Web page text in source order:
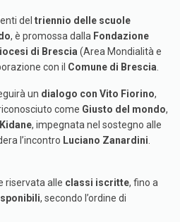
del triennio delle scuole
, è promossa dalla Fondazione
di Brescia (Area Mondialità e
con il Comune di Brescia
un dialogo con Vito Fiorino,
come Giusto del mondo,
, impegnata nel sostegno alle
l’incontro Luciano Zanardini
riservata alle classi iscritte, fino a
, secondo l’ordine di